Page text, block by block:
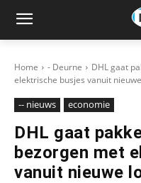
Home - Deurne
DHL gaat
elektrische busjes vanuit
-- nieuws economie
DHL gaat
bezorgen met
vanuit nieuwe